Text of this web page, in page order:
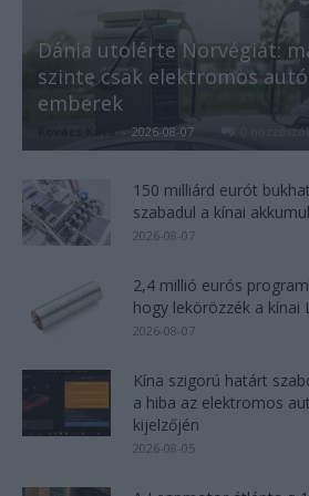
Dánia utolérte Norvégiát:
szinte csak elektromos
emberek
- 2026-08-07 0
150 milliárd eurót
szabadul a kínai
2026-08-07
2,4 millió eurós
hogy lekörözzék a kínai
2026-08-07
Kína szigorú határt
a hiba az elektromos
kijelzőjén
2026-08-05